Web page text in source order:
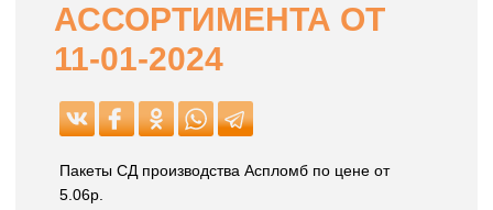
АССОРТИМЕНТА ОТ
11-01-2024
Пакеты СД производства Аспломб по цене от
5.06р.